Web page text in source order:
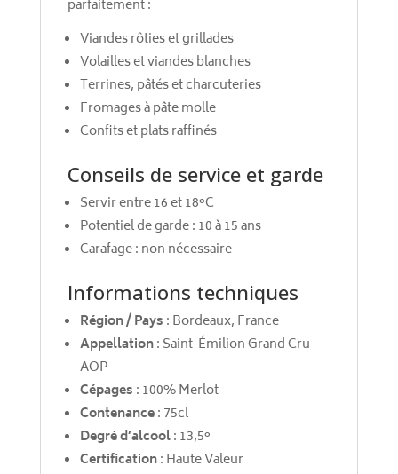
parfaitement :
Viandes rôties et grillades
Volailles et viandes blanches
Terrines, pâtés et charcuteries
Fromages à pâte molle
Confits et plats raffinés
Conseils de service et garde
Servir entre 16 et 18°C
Potentiel de garde : 10 à 15 ans
Carafage : non nécessaire
Informations techniques
Région / Pays : Bordeaux, France
Appellation: Saint-Émilion Grand Cru
AOP
Cépages : 100% Merlot
Contenance: 75cl
Degré d’alcool: 13,5°
Certification: Haute Valeur